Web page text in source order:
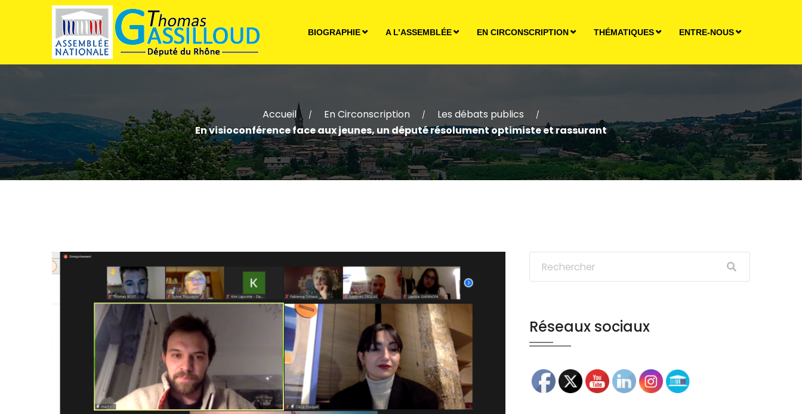
BIOGRAPHIE A L’ASSEMBLÉE EN CIRCONSCRIPTION THÉMATIQUES ENTRE-NOUS
Accueil / En Circonscription / Les débats publics /
En visioconférence face aux jeunes, un député résolument optimiste et rassurant
Réseaux sociaux